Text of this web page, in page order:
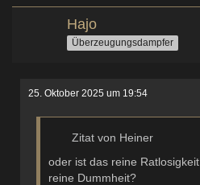
Hajo
Überzeugungsdampfer
25. Oktober 2025 um 19:54
Zitat von Heiner
oder ist das reine
reine Dummheit?